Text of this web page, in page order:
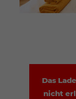
Das
nicht